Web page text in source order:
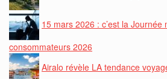
15 mars 2026 : c’est la
consommateurs 2026
Airalo révèle LA tendance